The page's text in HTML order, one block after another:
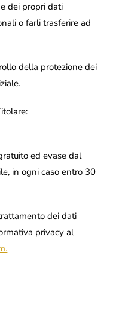
dei propri dati
o farli trasferire ad
della protezione dei
ed evase dal
in ogni caso entro 30
dei dati
privacy al